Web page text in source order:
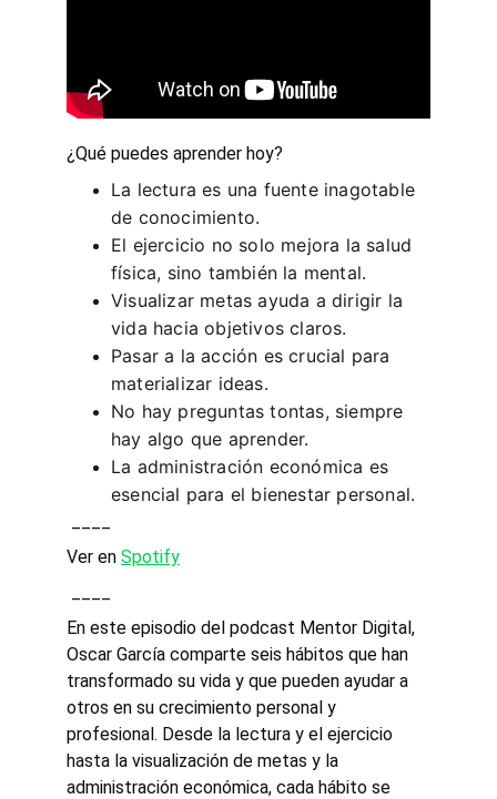
¿Qué puedes aprender hoy?
La lectura es una fuente inagotable
de conocimiento.
El ejercicio no solo mejora la salud
física, sino también la mental.
Visualizar metas ayuda a dirigir la
vida hacia objetivos claros.
Pasar a la acción es crucial para
materializar ideas.
No hay preguntas tontas, siempre
hay algo que aprender.
La administración económica es
esencial para el bienestar personal.
Ver en Spotify
En este episodio del podcast Mentor Digital,
Oscar García comparte seis hábitos que han
transformado su vida y que pueden ayudar a
otros en su crecimiento personal y
profesional. Desde la lectura y el ejercicio
hasta la visualización de metas y la
administración económica, cada hábito se